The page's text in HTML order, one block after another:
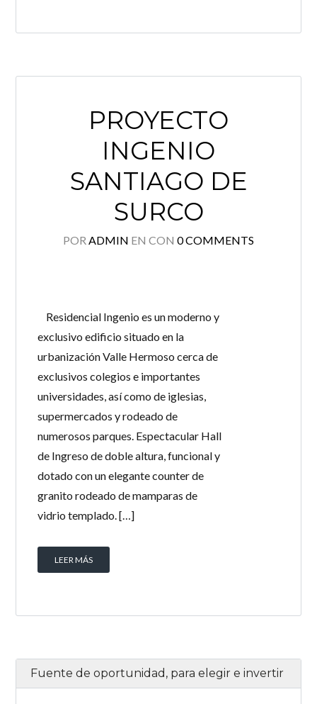
PROYECTO
INGENIO
SANTIAGO DE
SURCO
POR ADMIN EN CON 0 COMMENTS
Residencial Ingenio es un moderno y
exclusivo edificio situado en la
urbanización Valle Hermoso cerca de
exclusivos colegios e importantes
universidades, así como de iglesias,
supermercados y rodeado de
numerosos parques. Espectacular Hall
de Ingreso de doble altura, funcional y
dotado con un elegante counter de
granito rodeado de mamparas de
vidrio templado. […]
LEER MÁS
Fuente de oportunidad, para elegir e invertir